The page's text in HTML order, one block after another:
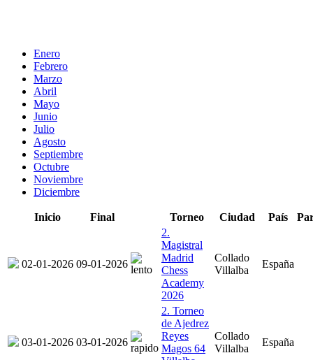
Enero
Febrero
Marzo
Abril
Mayo
Junio
Julio
Agosto
Septiembre
Octubre
Noviembre
Diciembre
Inicio Final Torneo Ciudad País
02-01-2026 09-01-2026
2.
Magistral
Madrid
Chess
Academy
2026
Collado
Villalba
España
03-01-2026 03-01-2026
2. Torneo
de Ajedrez
Reyes
Magos 64
Collado
Villalba
España